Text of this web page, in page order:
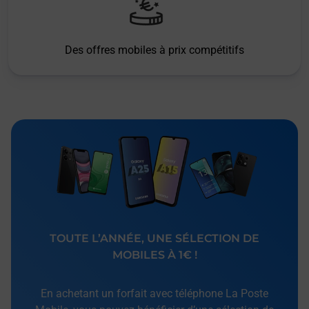
Des offres mobiles à prix compétitifs
TOUTE L’ANNÉE, UNE SÉLECTION DE
MOBILES À 1€ !
En achetant un forfait avec téléphone La Poste